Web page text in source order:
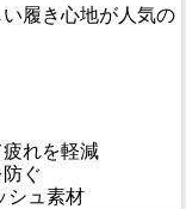
履き心地が人気の
れを軽減
ぐ
シュ素材